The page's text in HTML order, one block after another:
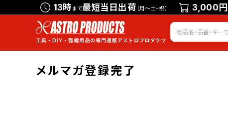
13時まで最短当日出荷 （月～土・祝） 3,000円
メルマガ登録完了